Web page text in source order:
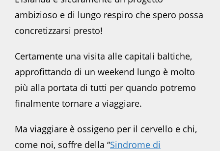
ambizioso e di lungo respiro che spero possa
concretizzarsi presto!
Certamente una visita alle capitali baltiche,
approfittando di un weekend lungo è molto
più alla portata di tutti per quando potremo
finalmente tornare a viaggiare.
Ma viaggiare è ossigeno per il cervello e chi,
come noi, soffre della “Sindrome di